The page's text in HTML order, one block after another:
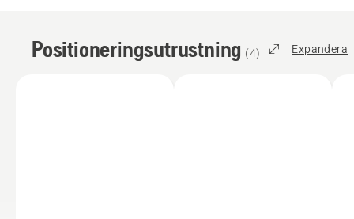
Positioneringsutrustning (4) Expandera